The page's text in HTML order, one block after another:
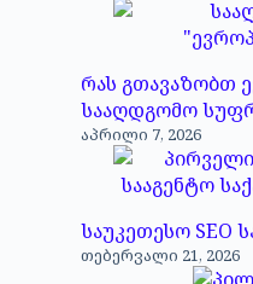
რას გთავაზობთ
სააღდგომო
აპრილი 7, 2026
საუკეთესო SEO
თებერვალი 21, 2026